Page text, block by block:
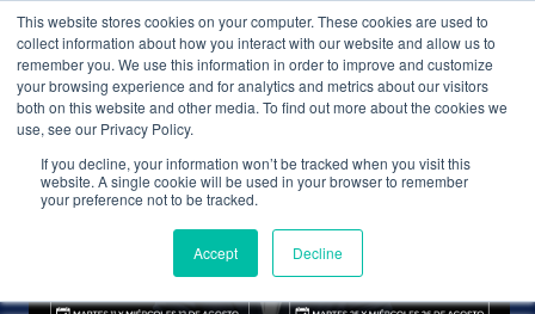
This website stores cookies on your computer. These cookies are used to
collect information about how you interact with our website and allow us to
remember you. We use this information in order to improve and customize
your browsing experience and for analytics and metrics about our visitors
both on this website and other media. To find out more about the cookies we
use, see our Privacy Policy.
If you decline, your information won’t be tracked when you visit this
website. A single cookie will be used in your browser to remember
your preference not to be tracked.
Accept Decline
WEALTH MANAGEMENT CDI MEMBRESÍA
NOTICIAS →LOS 7 MEJORES ACTIVOS DEL 2024
EDUCACIÓN FINANCIERA
Los 7 mejores activos del 2024
CDI Club de Inversores·20 de septiembre de 2024